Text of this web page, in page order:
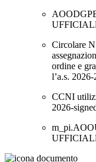
Circolare
ordine e
l’a.s.
CCNI
2026-